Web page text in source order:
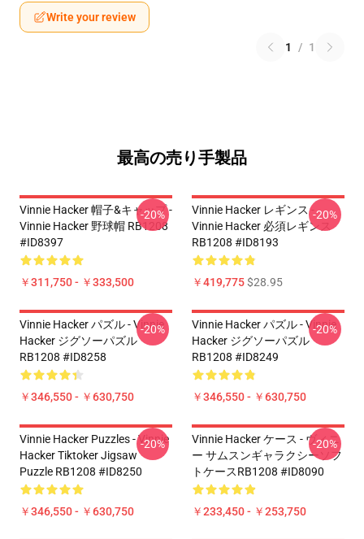
Write your review
1 / 1
最高の売り手製品
Vinnie Hacker 帽子&キャップ -
Vinnie Hacker 野球帽 RB1208
#ID8397
￥311,750 - ￥333,500
-20%
Vinnie Hacker レギンス -
Vinnie Hacker 必須レギンス
RB1208 #ID8193
￥419,775$28.95
-20%
Vinnie Hacker パズル - Vinnie
Hacker ジグソーパズル
RB1208 #ID8258
￥346,550 - ￥630,750
-20%
Vinnie Hacker パズル - Vinnie
Hacker ジグソーパズル
RB1208 #ID8249
￥346,550 - ￥630,750
-20%
Vinnie Hacker Puzzles - Vinnie
Hacker Tiktoker Jigsaw
Puzzle RB1208 #ID8250
￥346,550 - ￥630,750
-20%
Vinnie Hacker ケース - ヴィニ
ー サムスンギャラクシーソフ
トケースRB1208 #ID8090
￥233,450 - ￥253,750
-20%